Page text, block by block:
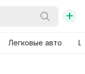
+
Легковые авто